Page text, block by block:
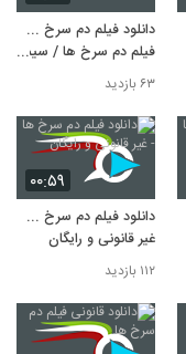
دانلود فیلم دم سرخ ها /
فیلم دم سرخ ها / سیما
دانلود
۶۳ بازدید
۰۰:۵۹
دانلود فیلم دم سرخ ها -
غیر قانونی و رایگان
۱۱۲ بازدید